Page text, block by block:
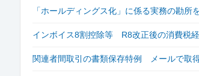
「ホールディングス化」に係る実務の勘所
インボイス8割控除等 R8改正後の消費税
関連者間取引の書類保存特例 メールで取